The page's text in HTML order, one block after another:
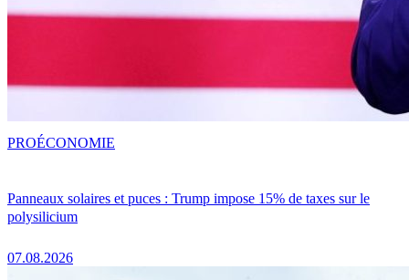
Panneaux solaires et puces : Trump impose 15% de taxes sur le
polysilicium
07.08.2026
PROÉCONOMIE